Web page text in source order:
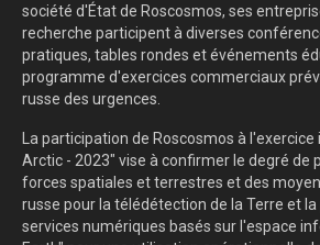
société d'État de Roscosmos, ses
recherche participent à diverses
pratiques, tables rondes et événements
programme d'exercices commerciaux
russe des urgences.
La participation de Roscosmos à
Arctic - 2023" vise à confirmer le degré de
forces spatiales et terrestres et des
russe pour la télédétection de la Terre et
services numériques basés sur l'espace